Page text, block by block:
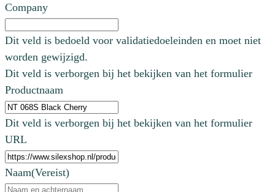
Company
Dit veld is bedoeld voor validatiedoeleinden en moet niet
worden gewijzigd.
Dit veld is verborgen bij het bekijken van het formulier
Productnaam
Dit veld is verborgen bij het bekijken van het formulier
URL
Naam(Vereist)